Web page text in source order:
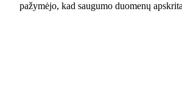
pažymėjo, kad saugumo duomenų